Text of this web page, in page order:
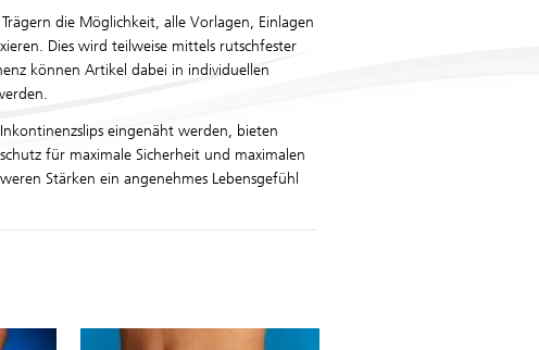
die Möglichkeit, alle Vorlagen, Einlagen
Dies wird teilweise mittels rutschfester
können Artikel dabei in individuellen
eingenäht werden, bieten
für maximale Sicherheit und maximalen
Stärken ein angenehmes Lebensgefühl